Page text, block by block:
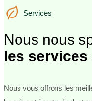
Services
Services
Nous nous
les
Nous vous offrons les